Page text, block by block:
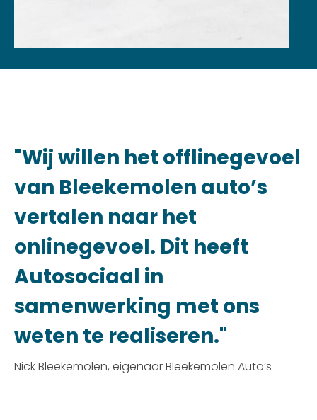
"Wij willen het offlinegevoel
van Bleekemolen auto’s
vertalen naar het
onlinegevoel. Dit heeft
Autosociaal in
samenwerking met ons
weten te realiseren."
Nick Bleekemolen, eigenaar Bleekemolen Auto’s